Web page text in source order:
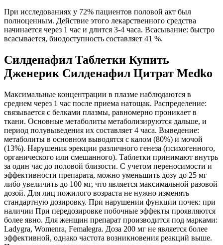
При исследованиях у 72% пациентов половой акт был
полноценным. Действие этого лекарственного средства
начинается через 1 час и длится 3-4 часа. Всасывание: быстро
всасывается, биодоступность составляет 41 %.
Силденафил Таблетки Купить
Дженерик Силденафил Цитрат Medko
Максимальные концентрации в плазме наблюдаются в
среднем через 1 час после приема натощак. Распределение:
связывается с белками плазмы, равномерно проникает в
ткани. Основные метаболиты метаболизируются дальше, и
период полувыведения их составляет 4 часа. Выведение:
метаболиты в основном выводятся с калом (80%) и мочой
(13%). Нарушения эрекции различного генеза (психогенного,
органического или смешанного). Таблетки принимают внутрь
за один час до половой близости. С учетом переносимости и
эффективности препарата, можно уменьшить дозу до 25 мг
либо увеличить до 100 мг, что является максимальной разовой
дозой. Для лиц пожилого возраста не нужно изменять
стандартную дозировку. При нарушении функции почек: при
наличии При передозировке побочные эффекты проявляются
более явно. Для женщин препарат производится под марками:
Ladygra, Womenra, Femalegra. Доза 200 мг не является более
эффективной, однако частота возникновения реакций выше.